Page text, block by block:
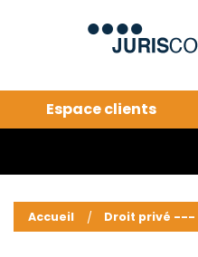
Espace clients
---
Accueil Droit privé ---